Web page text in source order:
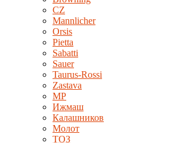
CZ
Mannlicher
Orsis
Pietta
Sabatti
Sauer
Taurus-Rossi
Zastava
MP
Ижмаш
Калашников
Молот
ТОЗ